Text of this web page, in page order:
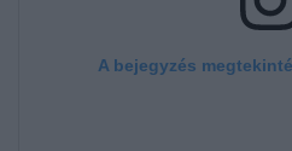
A bejegyzés